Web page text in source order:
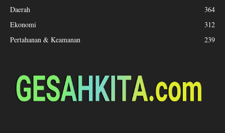
Daerah
364
Ekonomi
312
Pertahanan & Keamanan
239